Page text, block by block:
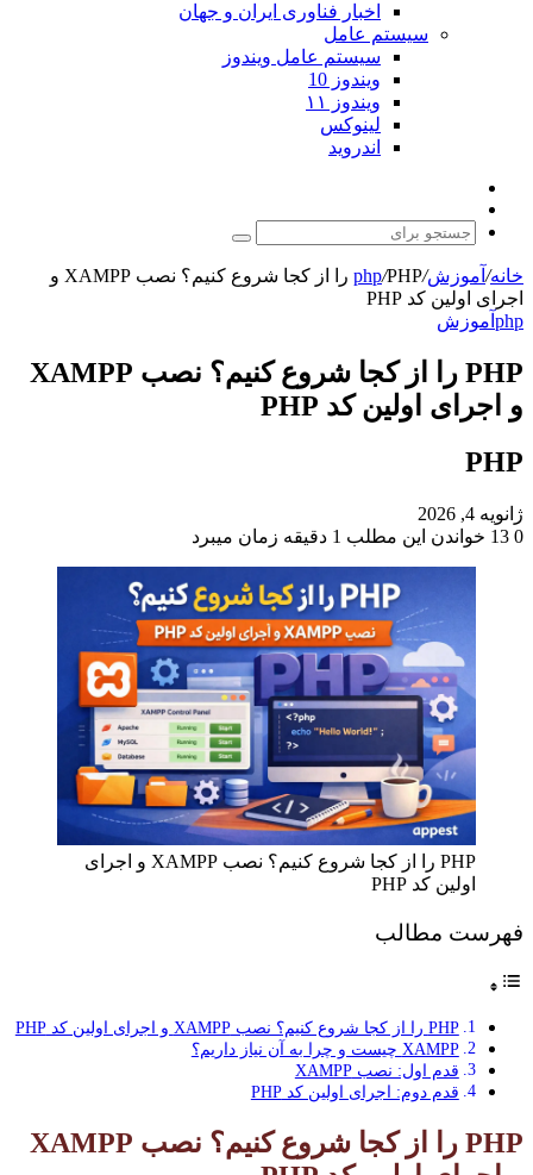
اخبار فناوری ایران و جهان
سیستم عامل
سیستم عامل ویندوز
ویندوز 10
ویندوز ۱۱
لینوکس
اندروید
پوسته
جستجو
برای
خانه/ آموزش/
php/
PHP را از کجا شروع کنیم؟ نصب XAMPP و
اجرای اولین کد PHP
php آموزش
PHP را از کجا شروع کنیم؟ نصب XAMPP
و اجرای اولین کد PHP
PHP
ژانویه 4, 2026
0
خواندن این مطلب 1 دقیقه زمان میبرد
PHP را از کجا شروع کنیم؟ نصب XAMPP و اجرای
اولین کد PHP
فهرست مطالب
PHP را از کجا شروع کنیم؟ نصب XAMPP و اجرای اولین کد PHP
XAMPP چیست و چرا به آن نیاز داریم؟
قدم اول: نصب XAMPP
قدم دوم: اجرای اولین کد PHP
PHP را از کجا شروع کنیم؟ نصب XAMPP